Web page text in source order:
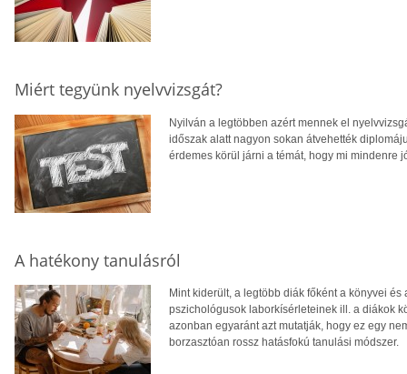
Miért tegyünk nyelvvizsgát?
Nyilván a legtöbben azért mennek el
időszak alatt nagyon sokan átvehették
érdemes körül járni a témát, hogy mi mindenre
A hatékony tanulásról
Mint kiderült, a legtöbb diák főként a könyvei
pszichológusok laborkísérleteinek ill. a diákok
azonban egyaránt azt mutatják, hogy ez egy
borzasztóan rossz hatásfokú tanulási módszer.